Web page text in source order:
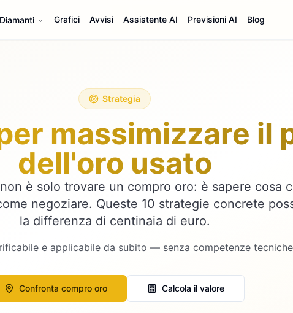
Diamanti Grafici Avvisi Assistente AI Previsioni AI Blog
Strategia
massimizzare il
dell'oro usato
è solo trovare un compro oro: è sapere cosa
negoziare. Queste 10 strategie concrete
la differenza di centinaia di euro.
e applicabile da subito — senza competenze
Confronta compro oro Calcola il valore